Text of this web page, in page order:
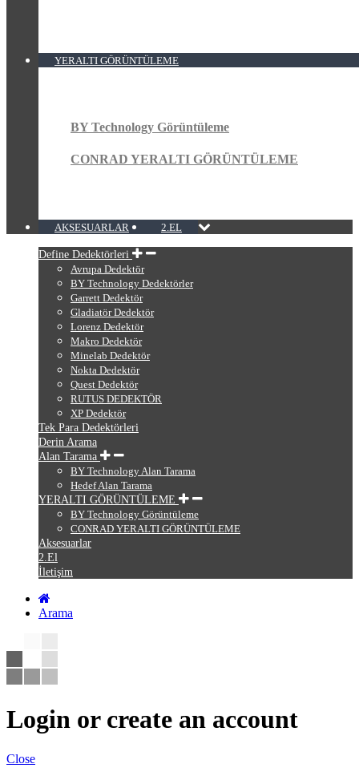
YERALTI GÖRÜNTÜLEME
BY Technology Görüntüleme
CONRAD YERALTI GÖRÜNTÜLEME
AKSESUARLAR 2.EL
Define Dedektörleri
Avrupa Dedektör
BY Technology Dedektörler
Garrett Dedektör
Gladiatör Dedektör
Lorenz Dedektör
Makro Dedektör
Minelab Dedektör
Nokta Dedektör
Quest Dedektör
RUTUS DEDEKTÖR
XP Dedektör
Tek Para Dedektörleri
Derin Arama
Alan Tarama
BY Technology Alan Tarama
Hedef Alan Tarama
YERALTI GÖRÜNTÜLEME
BY Technology Görüntüleme
CONRAD YERALTI GÖRÜNTÜLEME
Aksesuarlar
2.El
İletişim
Arama
Login or create an account
Close